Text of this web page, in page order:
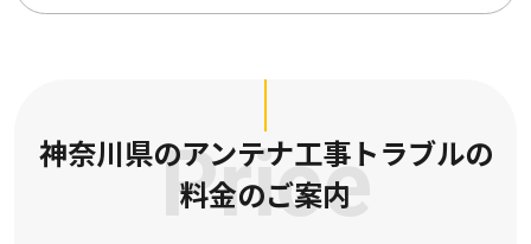
Price
神奈川県のアンテナ工事トラブルの
料金のご案内